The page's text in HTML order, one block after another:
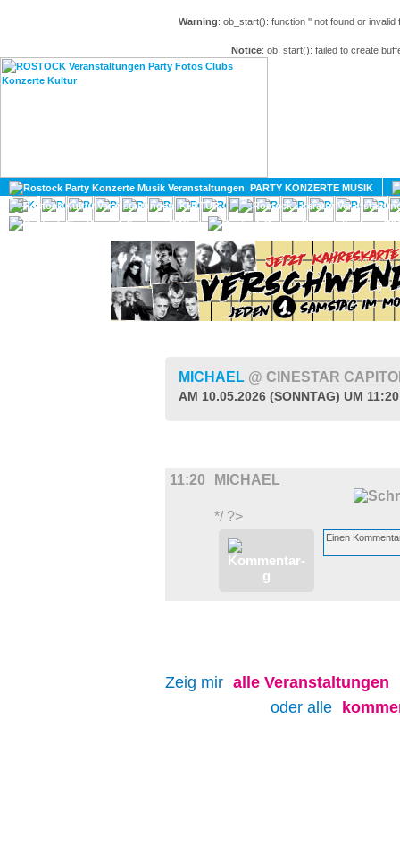
Warning: ob_start(): function '' not found or
Notice: ob_start(): failed to create
PARTY KONZERTE MUSIK
KULTUR
GAY
MICHAEL @ CINESTAR
AM 10.05.2026 (SONNTAG) UM
11:20 MICHAEL
*/ ?>
Zeig mir alle Veranstaltungen
oder alle